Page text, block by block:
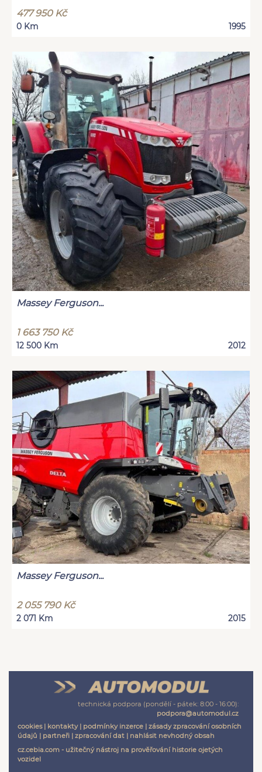
477 950 Kč
0 Km 1995
Massey Ferguson...
1 663 750 Kč
12 500 Km 2012
Massey Ferguson...
2 055 790 Kč
2 071 Km 2015
technická podpora (pondělí - pátek: 8:00 - 16:00):
podpora@automodul.cz
cookies| kontakty| podmínky inzerce | zásady zpracování osobních
údajů | partneři | zpracování dat | nahlásit nevhodný obsah
cz.cebia.com - užitečný nástroj na prověřování historie ojetých
vozidel